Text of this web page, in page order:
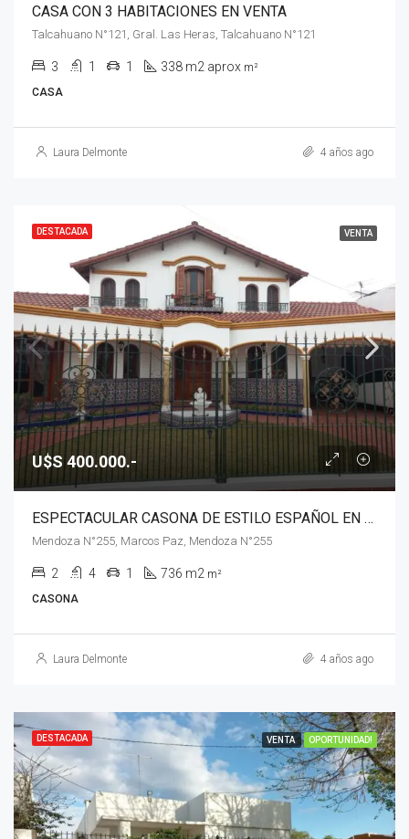
CASA CON 3 HABITACIONES EN VENTA
Talcahuano N°121, Gral. Las Heras, Talcahuano N°121
3 1 1 338 m2 aprox m²
CASA
Laura Delmonte 4 años ago
DESTACADA VENTA
U$S 400.000.-
ESPECTACULAR CASONA DE ESTILO ESPAÑOL EN VENTA
Mendoza N°255, Marcos Paz, Mendoza N°255
2 4 1 736 m2 m²
CASONA
Laura Delmonte 4 años ago
DESTACADA VENTA OPORTUNIDAD!